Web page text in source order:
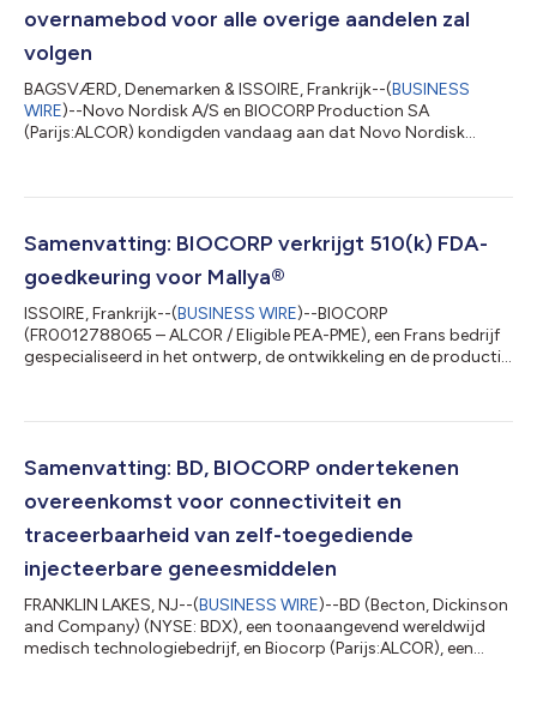
overnamebod voor alle overige aandelen zal
volgen
BAGSVÆRD, Denemarken & ISSOIRE, Frankrijk--(BUSINESS
WIRE)--Novo Nordisk A/S en BIOCORP Production SA
(Parijs:ALCOR) kondigden vandaag aan dat Novo Nordisk
vereenvoudigd overnamebod zou volgen voor alle resterende
euro per aandeel in cash, goed voor een totale aandelenwaarde
van een slordige 154 miljoen euro. Deze bekendmaking is
officieel geld...
Samenvatting: BIOCORP verkrijgt 510(k) FDA-
goedkeuring voor Mallya®
ISSOIRE, Frankrijk--(BUSINESS WIRE)--BIOCORP
(FR0012788065 – ALCOR / Eligible PEA-PME), een Frans bedrijf
gespecialiseerd in het ontwerp, de ontwikkeling en de productie
ontvangen van de Amerikaanse Food & Drug Administration
apparaat dat insulinepennen met elkaar verbindt. Deze
bekendmaking is officieel geldend in de originele br...
Samenvatting: BD, BIOCORP ondertekenen
overeenkomst voor connectiviteit en
traceerbaarheid van zelf-toegediende
injecteerbare geneesmiddelen
FRANKLIN LAKES, NJ--(BUSINESS WIRE)--BD (Becton, Dickinson
and Company) (NYSE: BDX), een toonaangevend wereldwijd
medisch technologiebedrijf, en Biocorp (Parijs:ALCOR), een